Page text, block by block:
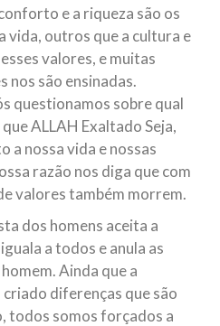
e a riqueza são os
vida, outros que a cultura e
valores, e muitas
nos são ensinadas.
questionamos sobre qual
ALLAH Exaltado Seja,
a nossa vida e nossas
razão nos diga que com
valores também morrem.
dos homens aceita a
a todos e anula as
Ainda que a
diferenças que são
todos somos forçados a